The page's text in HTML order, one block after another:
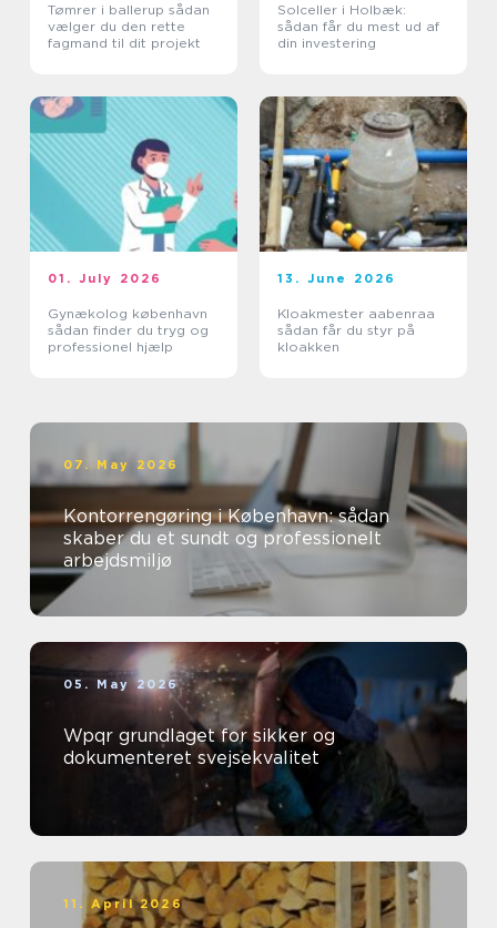
Tømrer i ballerup sådan
vælger du den rette
fagmand til dit projekt
Solceller i Holbæk:
sådan får du mest ud af
din investering
01. July 2026
Gynækolog københavn
sådan finder du tryg og
professionel hjælp
13. June 2026
Kloakmester aabenraa
sådan får du styr på
kloakken
07. May 2026
Kontorrengøring i København: sådan
skaber du et sundt og professionelt
arbejdsmiljø
05. May 2026
Wpqr grundlaget for sikker og
dokumenteret svejsekvalitet
11. April 2026